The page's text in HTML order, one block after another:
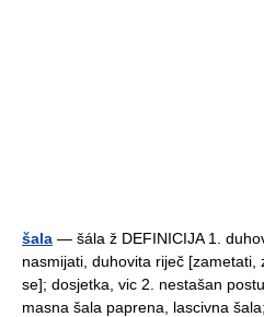
šala — šála ž DEFINICIJA 1.
nasmijati, duhovita riječ
se]; dosjetka, vic 2. nestašan
masna šala paprena, lascivna